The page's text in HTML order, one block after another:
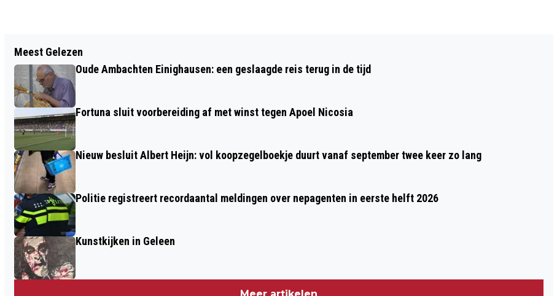
MITCHELL DIJKS TEKENT NIEUW
TWEEJARIG CONTRACT BIJ FORTUNA
SITTARD
SITTARD
Meest Gelezen
Oude Ambachten Einighausen: een geslaagde reis terug in de tijd
Fortuna sluit voorbereiding af met winst tegen Apoel Nicosia
Nieuw besluit Albert Heijn: vol koopzegelboekje duurt vanaf september twee keer zo lang
Politie registreert recordaantal meldingen over nepagenten in eerste helft 2026
Kunstkijken in Geleen